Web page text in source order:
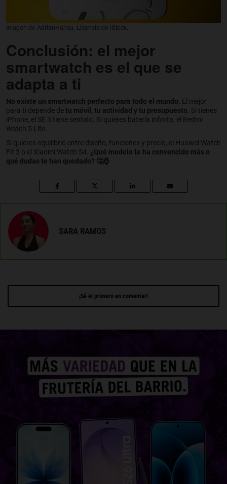
Imagen de AdrianHancu. Licencia de iStock.
Conclusión: el mejor
smartwatch es el que se
adapta a ti
No existe un smartwatch perfecto para todo el mundo. El mejor
para ti depende detu móvil, tu actividad y tu presupuesto . Si tienes
iPhone, el SE 3 tiene sentido. Si quieres batería infinita, el Redmi
Watch 5 Lite.
Si quieres equilibrio entre diseño, funciones y precio, el Huawei Watch
Fit 3 o el Xiaomi Watch S4. ¿Qué modelo te ha convencido más o
qué dudas te han quedado? 🤔⌚
SARA RAMOS
¡Sé el primero en comentar!